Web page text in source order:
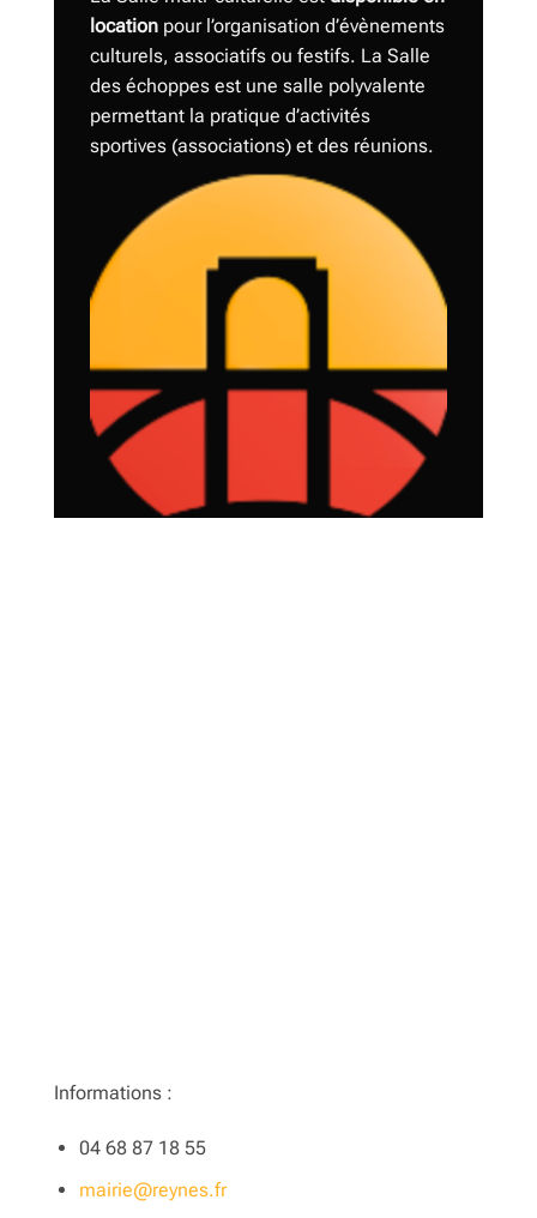
location pour l’organisation d’évènements
culturels, associatifs ou festifs. La Salle
des échoppes est une salle polyvalente
permettant la pratique d’activités
sportives (associations) et des réunions.
Informations :
04 68 87 18 55
mairie@reynes.fr